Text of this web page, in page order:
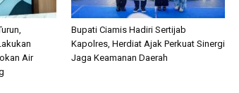
Air
Bupati Ciamis Hadiri Sertijab
Kapolres, Herdiat Ajak Perkuat Sinergi
Jaga Keamanan Daerah